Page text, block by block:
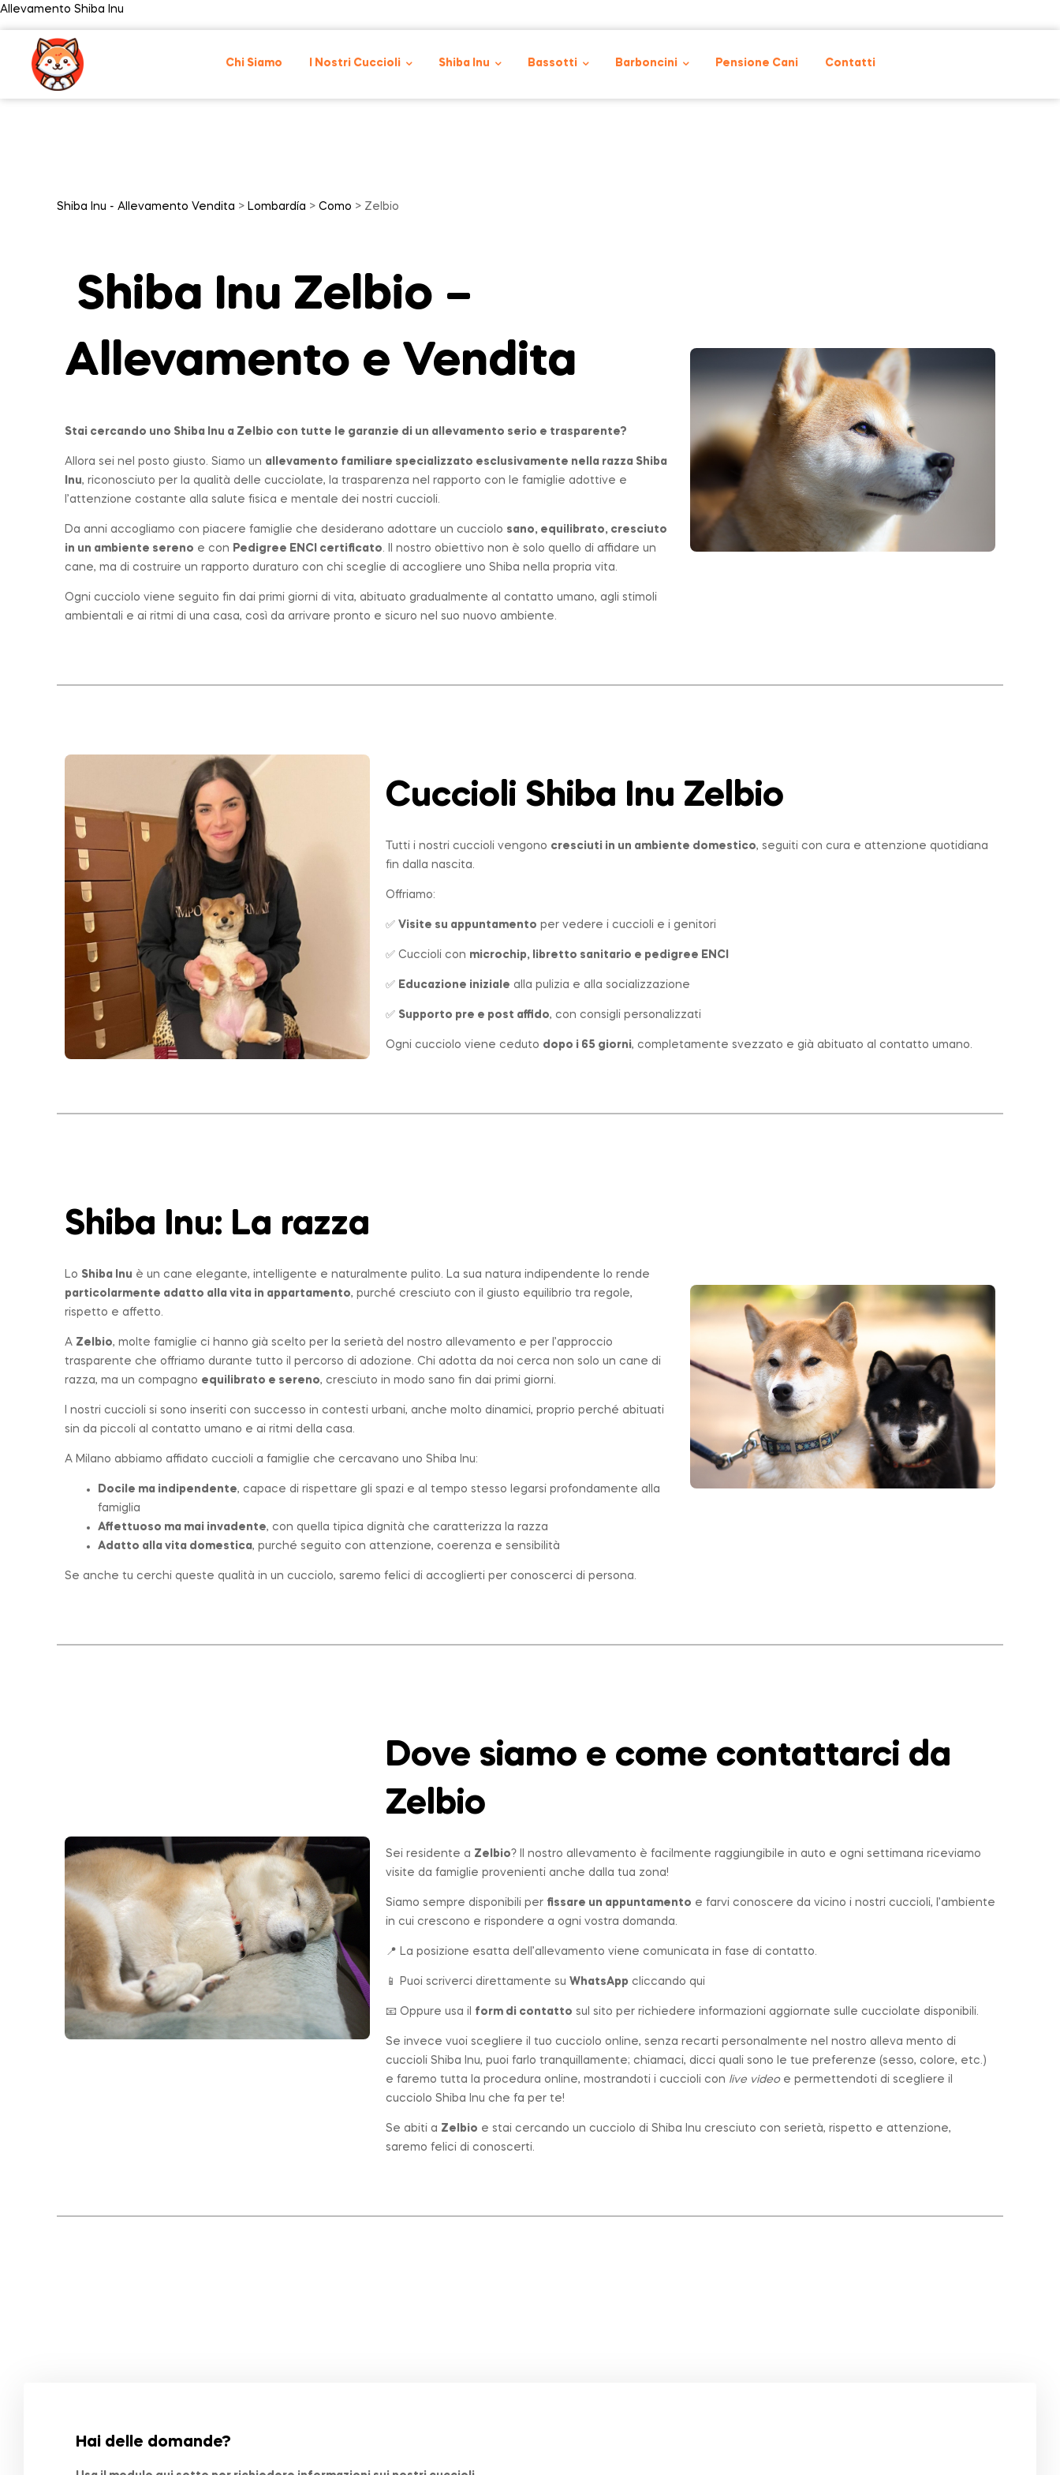
Allevamento Shiba Inu
Chi Siamo I Nostri Cuccioli Shiba Inu Bassotti Barboncini Pensione Cani Contatti
Shiba Inu - Allevamento Vendita > Lombardía > Como > Zelbio
Shiba Inu Zelbio –
Allevamento e Vendita
Stai cercando uno Shiba Inu a Zelbio con tutte le garanzie di un allevamento serio e trasparente?
Allora sei nel posto giusto. Siamo un allevamento familiare specializzato esclusivamente nella razza Shiba
Inu, riconosciuto per la qualità delle cucciolate, la trasparenza nel rapporto con le famiglie adottive e
l’attenzione costante alla salute fisica e mentale dei nostri cuccioli.
Da anni accogliamo con piacere famiglie che desiderano adottare un cucciolo sano, equilibrato, cresciuto
in un ambiente sereno e con Pedigree ENCI certificato . Il nostro obiettivo non è solo quello di affidare un
cane, ma di costruire un rapporto duraturo con chi sceglie di accogliere uno Shiba nella propria vita.
Ogni cucciolo viene seguito fin dai primi giorni di vita, abituato gradualmente al contatto umano, agli stimoli
ambientali e ai ritmi di una casa, così da arrivare pronto e sicuro nel suo nuovo ambiente.
Cuccioli Shiba Inu Zelbio
Tutti i nostri cuccioli vengono cresciuti in un ambiente domestico, seguiti con cura e attenzione quotidiana
fin dalla nascita.
Offriamo:
✅ Visite su appuntamento per vedere i cuccioli e i genitori
✅ Cuccioli con microchip, libretto sanitario e pedigree ENCI
✅ Educazione iniziale alla pulizia e alla socializzazione
✅ Supporto pre e post affido, con consigli personalizzati
Ogni cucciolo viene ceduto dopo i 65 giorni, completamente svezzato e già abituato al contatto umano.
Shiba Inu: La razza
Lo Shiba Inu è un cane elegante, intelligente e naturalmente pulito. La sua natura indipendente lo rende
particolarmente adatto alla vita in appartamento, purché cresciuto con il giusto equilibrio tra regole,
rispetto e affetto.
A Zelbio, molte famiglie ci hanno già scelto per la serietà del nostro allevamento e per l’approccio
trasparente che offriamo durante tutto il percorso di adozione. Chi adotta da noi cerca non solo un cane di
razza, ma un compagno equilibrato e sereno, cresciuto in modo sano fin dai primi giorni.
I nostri cuccioli si sono inseriti con successo in contesti urbani, anche molto dinamici, proprio perché abituati
sin da piccoli al contatto umano e ai ritmi della casa.
A Milano abbiamo affidato cuccioli a famiglie che cercavano uno Shiba Inu:
Docile ma indipendente, capace di rispettare gli spazi e al tempo stesso legarsi profondamente alla
famiglia
Affettuoso ma mai invadente, con quella tipica dignità che caratterizza la razza
Adatto alla vita domestica, purché seguito con attenzione, coerenza e sensibilità
Se anche tu cerchi queste qualità in un cucciolo, saremo felici di accoglierti per conoscerci di persona.
Dove siamo e come contattarci da
Zelbio
Sei residente a Zelbio? Il nostro allevamento è facilmente raggiungibile in auto e ogni settimana riceviamo
visite da famiglie provenienti anche dalla tua zona!
Siamo sempre disponibili per fissare un appuntamento e farvi conoscere da vicino i nostri cuccioli, l’ambiente
in cui crescono e rispondere a ogni vostra domanda.
📍 La posizione esatta dell’allevamento viene comunicata in fase di contatto.
📱 Puoi scriverci direttamente su WhatsApp cliccando qui
📧 Oppure usa il form di contatto sul sito per richiedere informazioni aggiornate sulle cucciolate disponibili.
Se invece vuoi scegliere il tuo cucciolo online, senza recarti personalmente nel nostro alleva mento di
cuccioli Shiba Inu, puoi farlo tranquillamente; chiamaci, dicci quali sono le tue preferenze (sesso, colore, etc.)
e faremo tutta la procedura online, mostrandoti i cuccioli con live videoe permettendoti di scegliere il
cucciolo Shiba Inu che fa per te!
Se abiti a Zelbio e stai cercando un cucciolo di Shiba Inu cresciuto con serietà, rispetto e attenzione,
saremo felici di conoscerti.
Hai delle domande?